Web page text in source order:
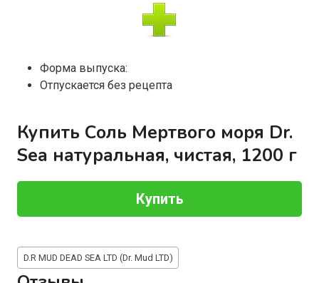
Форма выпуска:
Отпускается без рецепта
Купить Соль Мертвого моря Dr.
Sea натуральная, чистая, 1200 г
Купить
Метки
записи:
D.R MUD DEAD SEA LTD (Dr. Mud LTD)